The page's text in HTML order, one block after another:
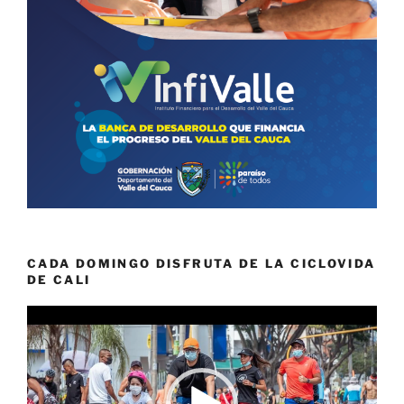
CADA DOMINGO DISFRUTA DE LA CICLOVIDA
DE CALI
de
vídeo